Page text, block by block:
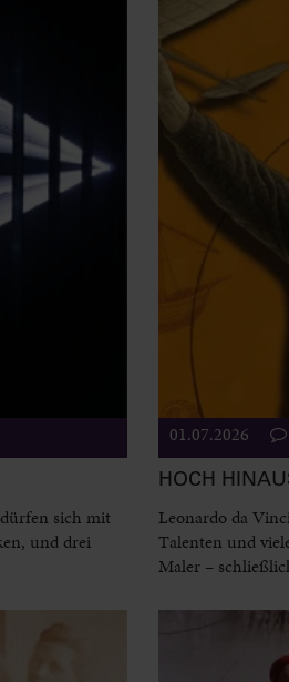
sich mit
und drei
01.07.2026
HOCH
Leonardo da
Talenten und
Maler –